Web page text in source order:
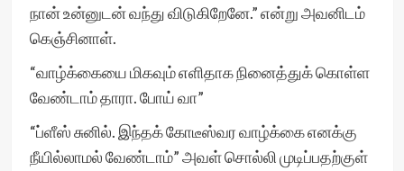
நான் உன்னுடன் வந்து விடுகிறேனே.” என்று அவனிடம்
கெஞ்சினாள்.
“வாழ்க்கையை மிகவும் எளிதாக நினைத்துக் கொள்ள
வேண்டாம் தாரா. போய் வா”
“ப்ளீஸ் சுனில். இந்தக் கோடீஸ்வர வாழ்க்கை எனக்கு
நீயில்லாமல் வேண்டாம்” அவள் சொல்லி முடிப்பதற்குள்